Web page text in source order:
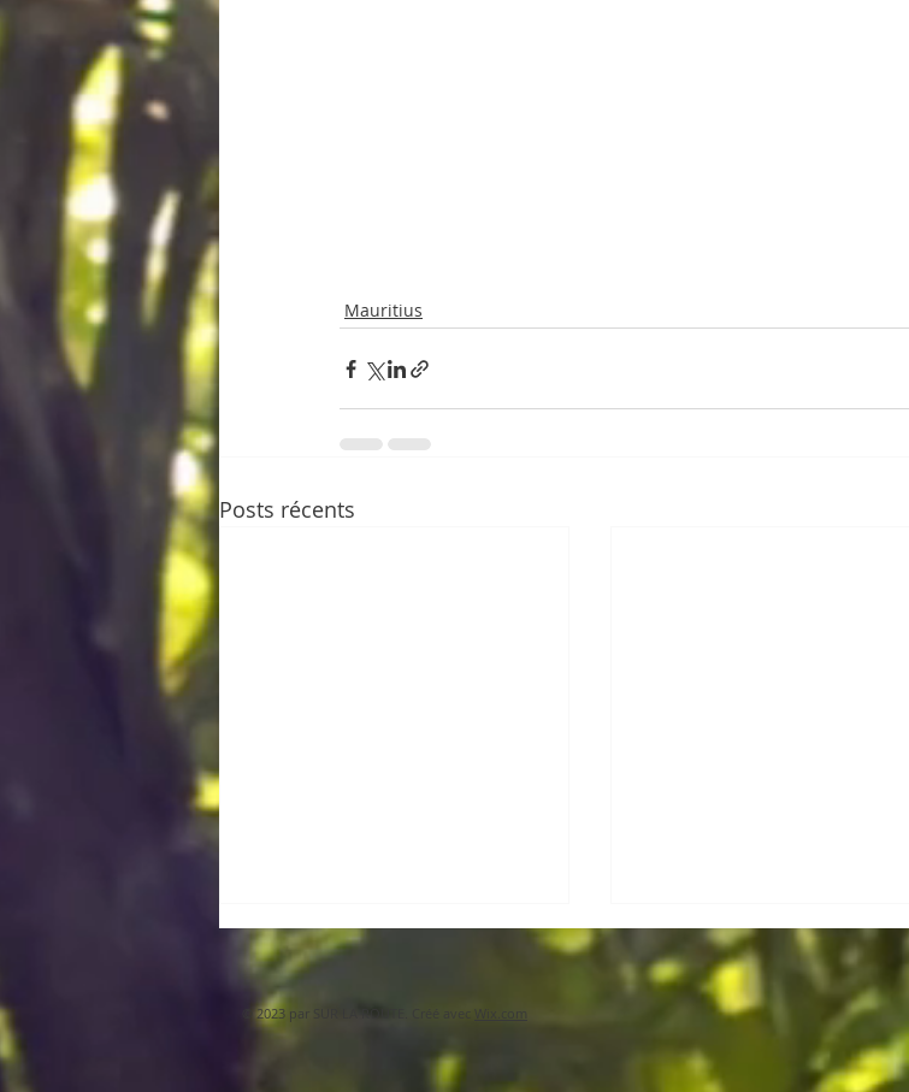
Mauritius
Posts récents
© 2023 par SUR LA ROUTE. Créé avec Wix.com